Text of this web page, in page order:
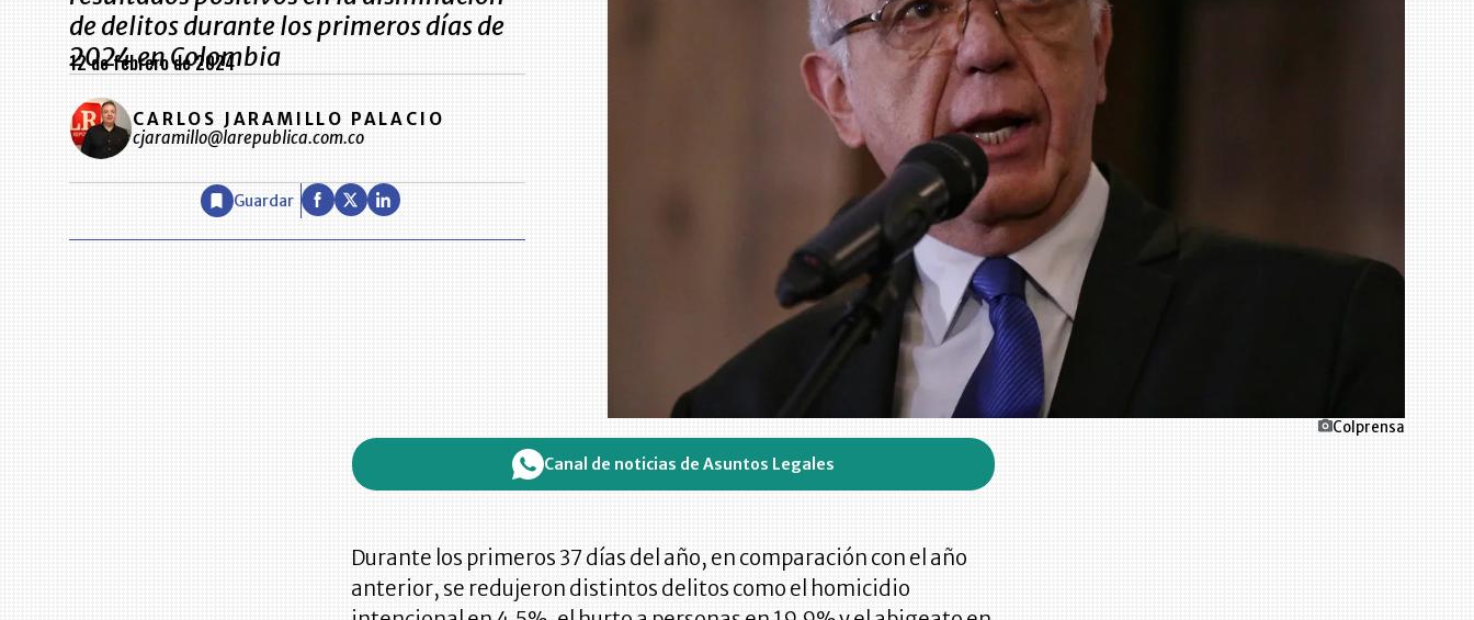
de delitos durante los primeros días de
2024 en Colombia
12 de febrero de 2024
CARLOS JARAMILLO PALACIO
cjaramillo@larepublica.com.co
Guardar
Colprensa
Canal de noticias de Asuntos Legales
Durante los primeros 37 días del año, en comparación con el año
anterior, se redujeron distintos delitos como el homicidio